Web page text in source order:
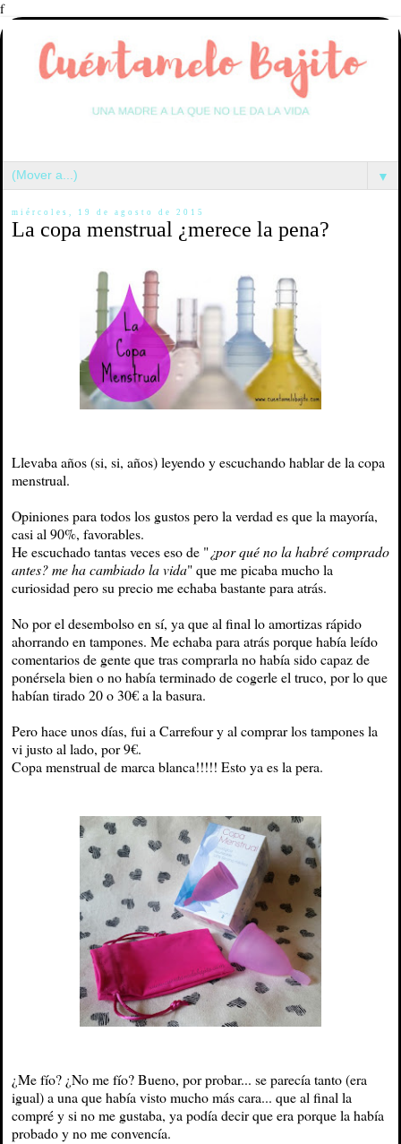
f
▼
miércoles, 19 de agosto de 2015
La copa menstrual ¿merece la pena?
Llevaba años (si, si, años) leyendo y escuchando hablar de la copa
menstrual.
Opiniones para todos los gustos pero la verdad es que la mayoría,
casi al 90%, favorables.
He escuchado tantas veces eso de "¿por qué no la habré comprado
antes? me ha cambiado la vida" que me picaba mucho la
curiosidad pero su precio me echaba bastante para atrás.
No por el desembolso en sí, ya que al final lo amortizas rápido
ahorrando en tampones. Me echaba para atrás porque había leído
comentarios de gente que tras comprarla no había sido capaz de
ponérsela bien o no había terminado de cogerle el truco, por lo que
habían tirado 20 o 30€ a la basura.
Pero hace unos días, fui a Carrefour y al comprar los tampones la
vi justo al lado, por 9€.
Copa menstrual de marca blanca!!!!! Esto ya es la pera.
¿Me fío? ¿No me fío? Bueno, por probar... se parecía tanto (era
igual) a una que había visto mucho más cara... que al final la
compré y si no me gustaba, ya podía decir que era porque la había
probado y no me convencía.